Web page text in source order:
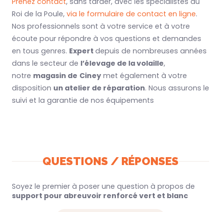
Roi de la Poule, via le formulaire de contact en ligne.
Nos professionnels sont à votre service et à votre
écoute pour répondre à vos questions et demandes
en tous genres. Expert depuis de nombreuses années
dans le secteur de l’élevage de la volaille,
notre magasin de Ciney met également à votre
disposition un atelier de réparation. Nous assurons le
suivi et la garantie de nos équipements
QUESTIONS / RÉPONSES
Soyez le premier à poser une question à propos de
support pour abreuvoir renforcé vert et blanc